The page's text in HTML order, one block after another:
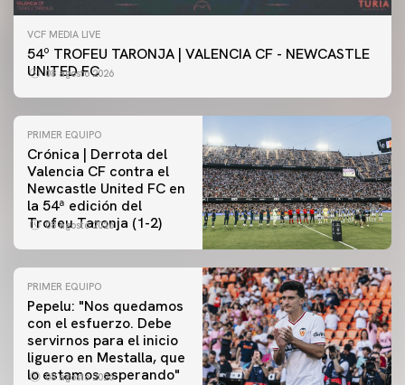
VCF MEDIA LIVE
54º TROFEU TARONJA | VALENCIA CF - NEWCASTLE
UNITED FC
08 agosto 2026
PRIMER EQUIPO
Crónica | Derrota del
Valencia CF contra el
Newcastle United FC en
la 54ª edición del
Trofeu Taronja (1-2)
08 agosto 2026
PRIMER EQUIPO
Pepelu: "Nos quedamos
con el esfuerzo. Debe
servirnos para el inicio
liguero en Mestalla, que
lo estamos esperando"
08 agosto 2026
PRIMER EQUIPO
Las fotos del Valencia CF-Newcastle United FC